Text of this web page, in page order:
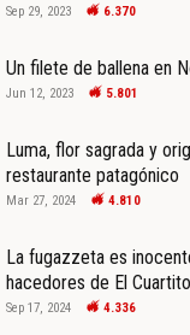
Sep 29, 2023 6.370
Un filete de ballena en
Jun 12, 2023 5.801
Luma, flor sagrada y
restaurante patagónico
Mar 27, 2024 4.810
La fugazzeta es
hacedores de El Cuartito
Sep 17, 2024 4.336